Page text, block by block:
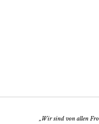
„Wir sind von allen